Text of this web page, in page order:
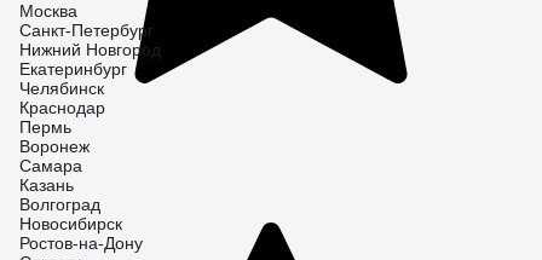
Москва
Санкт-Петербург
Нижний Новгород
Екатеринбург
Челябинск
Краснодар
Пермь
Воронеж
Самара
Казань
Волгоград
Новосибирск
Ростов-на-Дону